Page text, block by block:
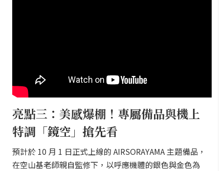
亮點三：美感爆棚！專屬備品與機上
特調「鏡空」搶先看
預計於 10 月 1 日正式上線的 AIRSORAYAMA 主題備品，
在空山基老師親自監修下，以呼應機體的銀色與金色為